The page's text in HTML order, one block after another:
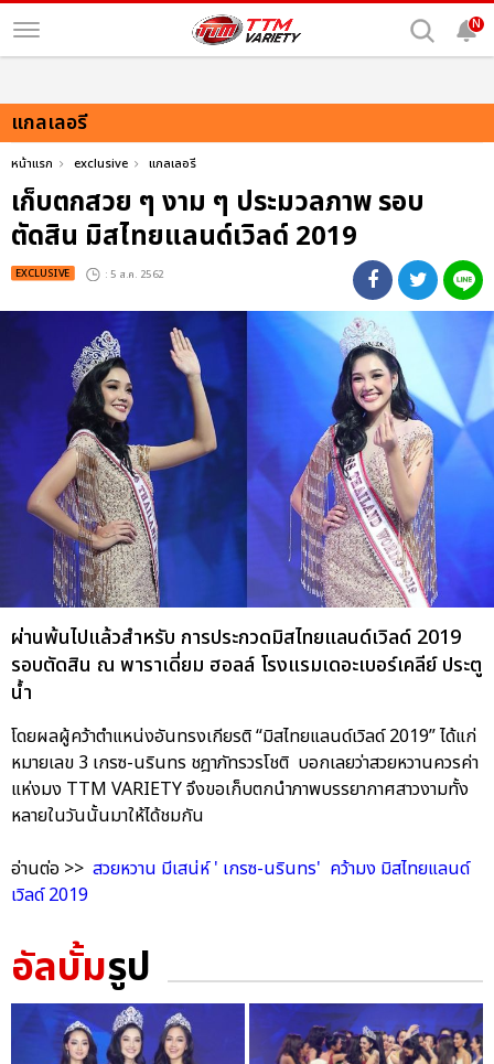
N
แกลเลอรี
หน้าแรก exclusive แกลเลอรี
เก็บตกสวย ๆ งาม ๆ ประมวลภาพ รอบ
ตัดสิน มิสไทยแลนด์เวิลด์ 2019
EXCLUSIVE : 5 ส.ค. 2562
ผ่านพ้นไปแล้วสำหรับ การประกวดมิสไทยแลนด์เวิลด์ 2019
รอบตัดสิน ณ พาราเดี่ยม ฮอลล์ โรงแรมเดอะเบอร์เคลีย์ ประตู
น้ำ
โดยผลผู้คว้าตำแหน่งอันทรงเกียรติ “มิสไทยแลนด์เวิลด์ 2019” ได้แก่
หมายเลข 3 เกรซ-นรินทร ชฎาภัทรวรโชติ บอกเลยว่าสวยหวานควรค่า
แห่งมง TTM VARIETY จึงขอเก็บตกนำภาพบรรยากาศสาวงามทั้ง
หลายในวันนั้นมาให้ได้ชมกัน
อ่านต่อ >> สวยหวาน มีเสน่ห์ ' เกรซ-นรินทร' คว้ามง มิสไทยแลนด์
เวิลด์ 2019
อัลบั้มรูป